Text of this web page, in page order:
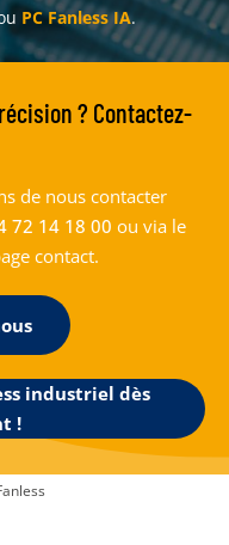
PC Fanless IA.
? Contactez-
de nous contacter
72 14 18 00 ou via le
contact.
industriel dès
!